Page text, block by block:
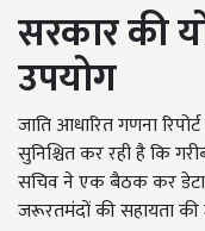
सरकार की
उपयोग
जाति आधारित गणना
सुनिश्चित कर रही है कि
सचिव ने एक बैठक कर डेटा
जरूरतमंदों की सहायता